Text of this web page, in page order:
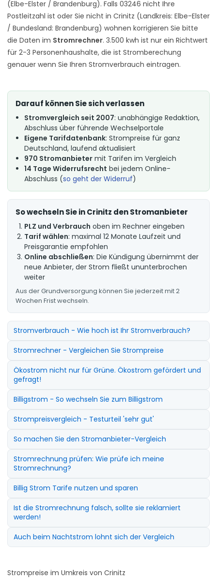
(Elbe-Elster / Brandenburg). Falls 03246 nicht Ihre
Postleitzahl ist oder Sie nicht in Crinitz (Landkreis: Elbe-Elster
/ Bundesland: Brandenburg) wohnen korrigieren Sie bitte
die Daten im Stromrechner. 3.500 kwh ist nur ein Richtwert
für 2-3 Personenhaushalte, die ist Stromberechung
genauer wenn Sie Ihren Stromverbrauch eintragen.
Darauf können Sie sich verlassen
Stromvergleich seit 2007: unabhängige Redaktion,
Abschluss über führende Wechselportale
Eigene Tarifdatenbank: Strompreise für ganz
Deutschland, laufend aktualisiert
970 Stromanbieter mit Tarifen im Vergleich
14 Tage Widerrufsrecht bei jedem Online-
Abschluss (so geht der Widerruf)
So wechseln Sie in Crinitz den Stromanbieter
PLZ und Verbrauch oben im Rechner eingeben
Tarif wählen: maximal 12 Monate Laufzeit und
Preisgarantie empfohlen
Online abschließen: Die Kündigung übernimmt der
neue Anbieter, der Strom fließt ununterbrochen
weiter
Aus der Grundversorgung können Sie jederzeit mit 2
Wochen Frist wechseln.
Stromverbrauch - Wie hoch ist Ihr Stromverbrauch?
Stromrechner - Vergleichen Sie Strompreise
Ökostrom nicht nur für Grüne. Ökostrom gefördert und
gefragt!
Billigstrom - So wechseln Sie zum Billigstrom
Strompreisvergleich - Testurteil 'sehr gut'
So machen Sie den Stromanbieter-Vergleich
Stromrechnung prüfen: Wie prüfe ich meine
Stromrechnung?
Billig Strom Tarife nutzen und sparen
Ist die Stromrechnung falsch, sollte sie reklamiert
werden!
Auch beim Nachtstrom lohnt sich der Vergleich
Strompreise im Umkreis von Crinitz